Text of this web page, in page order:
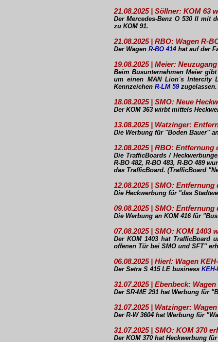
21.08.2025 | Söllner: KOM 63
Der Mercedes-Benz O 530 II mit
zu KOM 91.
21.08.2025 | RBO: Wagen R-
Der Wagen R-BO 414 hat auf der
19.08.2025 | Meier:
Beim Busunternehmen Meier
um einen MAN Lion´s Intercity
Kennzeichen R-LM 59zugelassen.
18.08.2025 | SMO: Neue
Der KOM 363 wirbt mittels
13.08.2025 | Watzinger:
Die Werbung für "Boden Bauer"
12.08.2025 | RBO:
Die TrafficBoards /
R-BO 482, R-BO 483, R-BO 489
das TrafficBoard. (TrafficBoard
12.08.2025 | SMO:
Die Heckwerbung für "das
09.08.2025 | SMO:
Die Werbung an KOM 416 für
07.08.2025 | SMO: KOM
Der KOM 1403 hat TrafficBoard
offenen Tür bei SMO und SFT"
06.08.2025 | Hierl: Wagen
Der Setra S 415 LE business KEH-
31.07.2025 | Ebenbeck:
Der SR-ME 291 hat Werbung für
31.07.2025 | Watzinger:
Der R-W 3604 hat Werbung für
31.07.2025 | SMO: KOM 370
Der KOM 370 hat Heckwerbung